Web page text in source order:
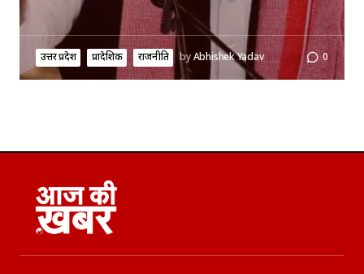
उत्तर प्रदेश प्रादेशिक राजनीति byAbhishek Yadav 0